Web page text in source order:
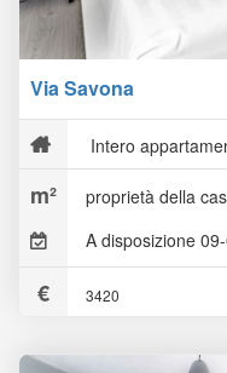
Via Savona
Intero
proprietà della
A disposizione
3420